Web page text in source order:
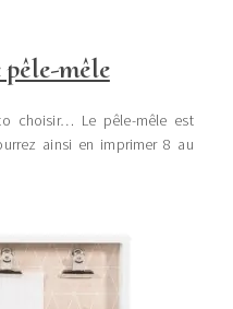
mêle
choisir… Le pêle-mêle est
ainsi en imprimer 8 au